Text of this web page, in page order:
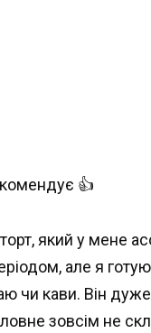
👍
який у мене
але я готую
чи кави. Він
зовсім не